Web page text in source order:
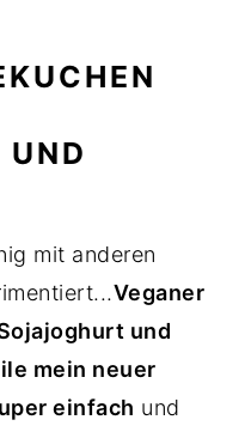
mit anderen
Veganer
und
mein neuer
einfach und